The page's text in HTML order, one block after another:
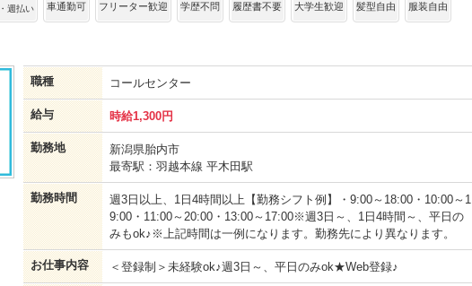
週払い 車通勤可 フリーター歓迎 学歴不問 履歴書不要 大学生歓迎 髪型自由 服装自由
職種 コールセンター
給与 時給1,300円
勤務地
新潟県胎内市
最寄駅：羽越本線 平木田駅
勤務時間
週3日以上、1日4時間以上【勤務シフト例】・9:00～18:00・10:00～1
9:00・11:00～20:00・13:00～17:00※週3日～、1日4時間～、平日の
みもok♪※上記時間は一例になります。勤務先により異なります。
お仕事内容 ＜登録制＞未経験ok♪週3日～、平日のみok★Web登録♪